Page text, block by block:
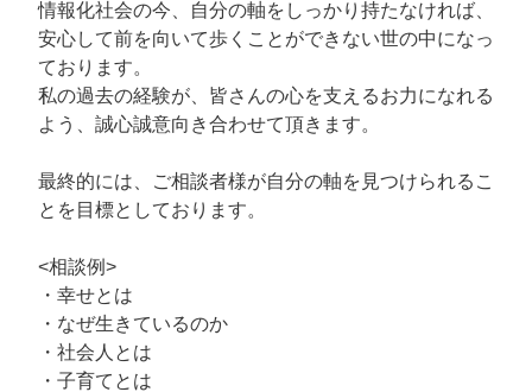
情報化社会の今、自分の軸をしっかり持たなければ、
安心して前を向いて歩くことができない世の中になっ
ております。
私の過去の経験が、皆さんの心を支えるお力になれる
よう、誠心誠意向き合わせて頂きます。
最終的には、ご相談者様が自分の軸を見つけられるこ
とを目標としております。
<相談例>
・幸せとは
・なぜ生きているのか
・社会人とは
・子育てとは